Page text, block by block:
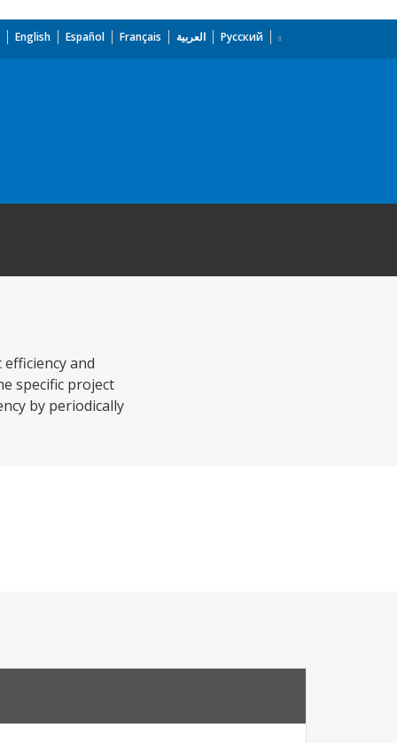
English Español Français العربية Русский
and
specific project
by periodically